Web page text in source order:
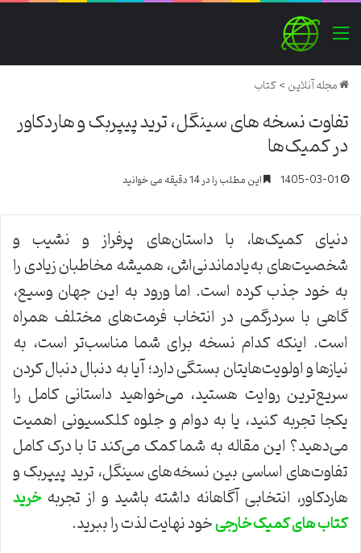
منو
مجله آنلاین>کتاب
تفاوت نسخه های سینگل، ترید پیپربک و هاردکاور
در کمیک‌ها
1405-03-01 این مطلب را در 14 دقیقه می خوانید
دنیای کمیک‌ها، با داستان‌های پرفراز و نشیب و
شخصیت‌های به‌یادماندنی‌اش، همیشه مخاطبان زیادی را
به خود جذب کرده است. اما ورود به این جهان وسیع،
گاهی با سردرگمی در انتخاب فرمت‌های مختلف همراه
است. اینکه کدام نسخه برای شما مناسب‌تر است، به
نیازها و اولویت‌هایتان بستگی دارد؛ آیا به دنبال دنبال کردن
سریع‌ترین روایت هستید، می‌خواهید داستانی کامل را
یکجا تجربه کنید، یا به دوام و جلوه کلکسیونی اهمیت
می‌دهید؟ این مقاله به شما کمک می‌کند تا با درک کامل
تفاوت‌های اساسی بین نسخه‌های سینگل، ترید پیپربک و
هاردکاور، انتخابی آگاهانه داشته باشید و از تجربهخرید
کتاب های کمیک خارجیخود نهایت لذت را ببرید.